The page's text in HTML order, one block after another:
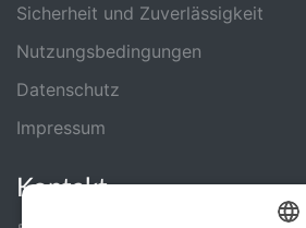
Sicherheit und Zuverlässigkeit
Nutzungsbedingungen
Datenschutz
Impressum
Kontakt